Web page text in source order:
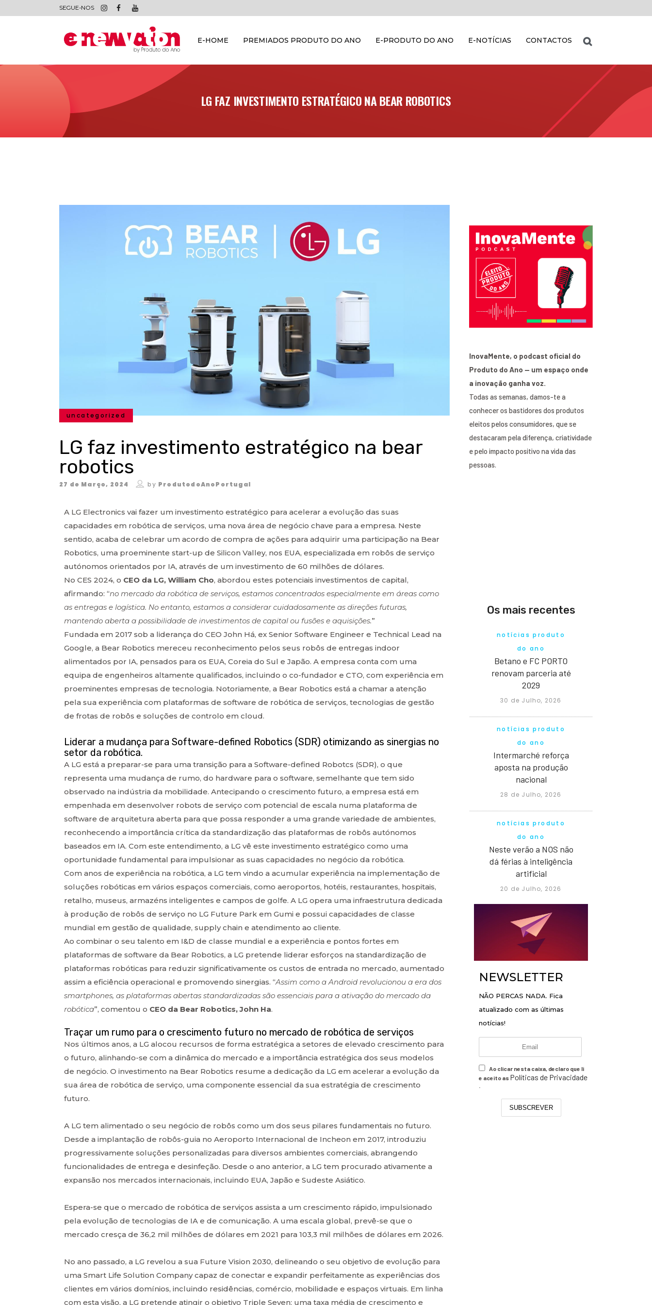
SEGUE-NOS
E-HOME PREMIADOS PRODUTO DO ANO E-PRODUTO DO ANO E-NOTÍCIAS CONTACTOS
LG FAZ INVESTIMENTO ESTRATÉGICO NA BEAR ROBOTICS
uncategorized
LG faz investimento estratégico na bear
robotics
27 de Março, 2024 by ProdutodoAnoPortugal
A LG Electronics vai fazer um investimento estratégico para acelerar a evolução das suas
capacidades em robótica de serviços, uma nova área de negócio chave para a empresa. Neste
sentido, acaba de celebrar um acordo de compra de ações para adquirir uma participação na Bear
Robotics, uma proeminente start-up de Silicon Valley, nos EUA, especializada em robôs de serviço
autónomos orientados por IA, através de um investimento de 60 milhões de dólares.
No CES 2024, o CEO da LG, William Cho, abordou estes potenciais investimentos de capital,
afirmando: “no mercado da robótica de serviços, estamos concentrados especialmente em áreas como
as entregas e logística. No entanto, estamos a considerar cuidadosamente as direções futuras,
mantendo aberta a possibilidade de investimentos de capital ou fusões e aquisições.”
Fundada em 2017 sob a liderança do CEO John Há, ex Senior Software Engineer e Technical Lead na
Google, a Bear Robotics mereceu reconhecimento pelos seus robôs de entregas indoor
alimentados por IA, pensados para os EUA, Coreia do Sul e Japão. A empresa conta com uma
equipa de engenheiros altamente qualificados, incluindo o co-fundador e CTO, com experiência em
proeminentes empresas de tecnologia. Notoriamente, a Bear Robotics está a chamar a atenção
pela sua experiência com plataformas de software de robótica de serviços, tecnologias de gestão
de frotas de robôs e soluções de controlo em cloud.
Liderar a mudança para Software-defined Robotics (SDR) otimizando as sinergias no
setor da robótica.
A LG está a preparar-se para uma transição para a Software-defined Robotcs (SDR), o que
representa uma mudança de rumo, do hardware para o software, semelhante que tem sido
observado na indústria da mobilidade. Antecipando o crescimento futuro, a empresa está em
empenhada em desenvolver robots de serviço com potencial de escala numa plataforma de
software de arquitetura aberta para que possa responder a uma grande variedade de ambientes,
reconhecendo a importância crítica da standardização das plataformas de robôs autónomos
baseados em IA. Com este entendimento, a LG vê este investimento estratégico como uma
oportunidade fundamental para impulsionar as suas capacidades no negócio da robótica.
Com anos de experiência na robótica, a LG tem vindo a acumular experiência na implementação de
soluções robóticas em vários espaços comerciais, como aeroportos, hotéis, restaurantes, hospitais,
retalho, museus, armazéns inteligentes e campos de golfe. A LG opera uma infraestrutura dedicada
à produção de robôs de serviço no LG Future Park em Gumi e possui capacidades de classe
mundial em gestão de qualidade, supply chain e atendimento ao cliente.
Ao combinar o seu talento em I&D de classe mundial e a experiência e pontos fortes em
plataformas de software da Bear Robotics, a LG pretende liderar esforços na standardização de
plataformas robóticas para reduzir significativamente os custos de entrada no mercado, aumentado
assim a eficiência operacional e promovendo sinergias. “Assim como a Android revolucionou a era dos
smartphones, as plataformas abertas standardizadas são essenciais para a ativação do mercado da
robótica”, comentou o CEO da Bear Robotics, John Ha.
Traçar um rumo para o crescimento futuro no mercado de robótica de serviços
Nos últimos anos, a LG alocou recursos de forma estratégica a setores de elevado crescimento para
o futuro, alinhando-se com a dinâmica do mercado e a importância estratégica dos seus modelos
de negócio. O investimento na Bear Robotics resume a dedicação da LG em acelerar a evolução da
sua área de robótica de serviço, uma componente essencial da sua estratégia de crescimento
futuro.
A LG tem alimentado o seu negócio de robôs como um dos seus pilares fundamentais no futuro.
Desde a implantação de robôs-guia no Aeroporto Internacional de Incheon em 2017, introduziu
progressivamente soluções personalizadas para diversos ambientes comerciais, abrangendo
funcionalidades de entrega e desinfeção. Desde o ano anterior, a LG tem procurado ativamente a
expansão nos mercados internacionais, incluindo EUA, Japão e Sudeste Asiático.
Espera-se que o mercado de robótica de serviços assista a um crescimento rápido, impulsionado
pela evolução de tecnologias de IA e de comunicação. A uma escala global, prevê-se que o
mercado cresça de 36,2 mil milhões de dólares em 2021 para 103,3 mil milhões de dólares em 2026.
No ano passado, a LG revelou a sua Future Vision 2030, delineando o seu objetivo de evolução para
uma Smart Life Solution Company capaz de conectar e expandir perfeitamente as experiências dos
clientes em vários domínios, incluindo residências, comércio, mobilidade e espaços virtuais. Em linha
com esta visão, a LG pretende atingir o objetivo Triple Seven: uma taxa média de crescimento e
InovaMente, o podcast oficial do
Produto do Ano — um espaço onde
a inovação ganha voz.
Todas as semanas, damos-te a
conhecer os bastidores dos produtos
eleitos pelos consumidores, que se
destacaram pela diferença, criatividade
e pelo impacto positivo na vida das
pessoas.
Os mais recentes
notícias produto
do ano
Betano e FC PORTO
renovam parceria até
2029
30 de Julho, 2026
notícias produto
do ano
Intermarché reforça
aposta na produção
nacional
28 de Julho, 2026
notícias produto
do ano
Neste verão a NOS não
dá férias à inteligência
artificial
20 de Julho, 2026
NEWSLETTER
NÃO PERCAS NADA. Fica
atualizado com as últimas
notícias!
Ao clicar nesta caixa, declaro que li
e aceito as Políticas de Privacidade
.
SUBSCREVER